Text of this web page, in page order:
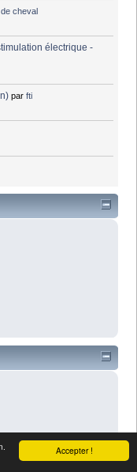
Accepter !
cheval
électrique -
parfti